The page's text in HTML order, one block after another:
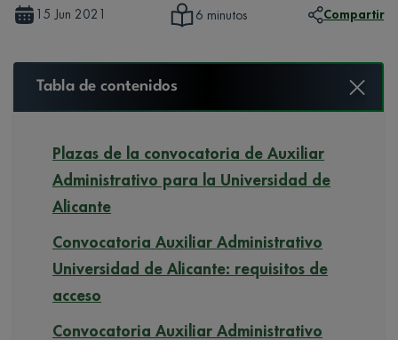
15 Jun 2021 6 minutos Compartir
Tabla de contenidos
Plazas de la convocatoria de Auxiliar
Administrativo para la Universidad de
Alicante
Convocatoria Auxiliar Administrativo
Universidad de Alicante: requisitos de
acceso
Convocatoria Auxiliar Administrativo